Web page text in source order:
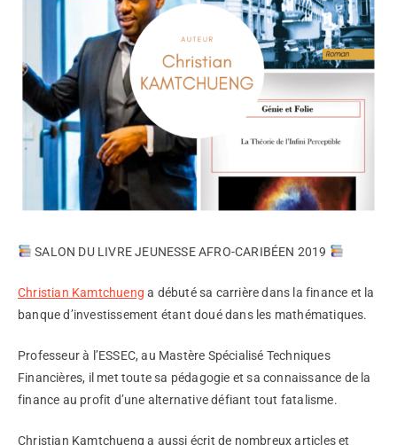
SALON DU LIVRE JEUNESSE AFRO-CARIBÉEN 2019
Christian Kamtchueng a débuté sa carrière dans la finance et la
banque d’investissement étant doué dans les mathématiques.
Professeur à l’ESSEC, au Mastère Spécialisé Techniques
Financières, il met toute sa pédagogie et sa connaissance de la
finance au profit d’une alternative défiant tout fatalisme.
Christian Kamtchueng a aussi écrit de nombreux articles et